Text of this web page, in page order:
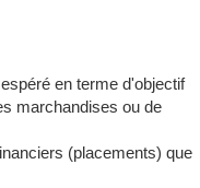
en terme d'objectif
marchandises ou de
(placements) que